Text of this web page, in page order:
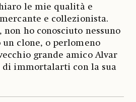
le mie qualità e
e collezionista.
non ho conosciuto nessuno
un clone, o perlomeno
grande amico Alvar
di immortalarti con la sua